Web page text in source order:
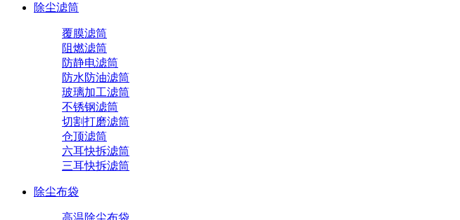
除尘滤筒
覆膜滤筒
阻燃滤筒
防静电滤筒
防水防油滤筒
玻璃加工滤筒
不锈钢滤筒
切割打磨滤筒
仓顶滤筒
六耳快拆滤筒
三耳快拆滤筒
除尘布袋
高温除尘布袋